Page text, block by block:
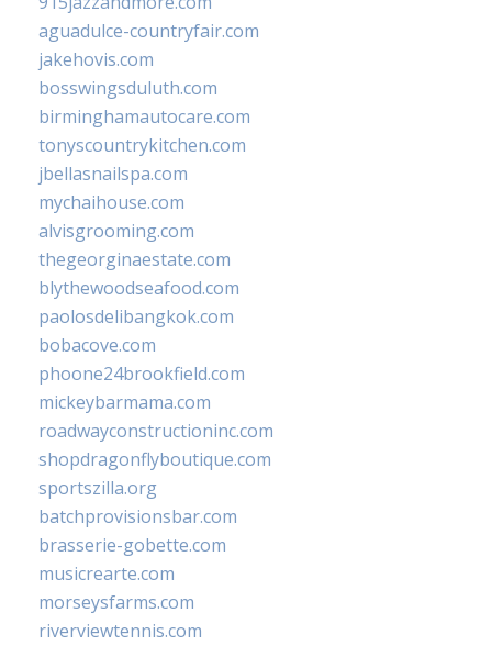
aguadulce-countryfair.com
jakehovis.com
bosswingsduluth.com
birminghamautocare.com
tonyscountrykitchen.com
jbellasnailspa.com
mychaihouse.com
alvisgrooming.com
thegeorginaestate.com
blythewoodseafood.com
paolosdelibangkok.com
bobacove.com
phoone24brookfield.com
mickeybarmama.com
roadwayconstructioninc.com
shopdragonflyboutique.com
sportszilla.org
batchprovisionsbar.com
brasserie-gobette.com
musicrearte.com
morseysfarms.com
riverviewtennis.com